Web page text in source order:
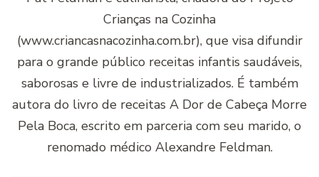
Crianças na Cozinha
(www.criancasnacozinha.com.br), que visa difundir
para o grande público receitas infantis saudáveis,
saborosas e livre de industrializados. É também
autora do livro de receitas A Dor de Cabeça Morre
Pela Boca, escrito em parceria com seu marido, o
renomado médico Alexandre Feldman.